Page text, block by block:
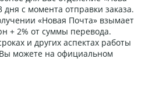
дня с момента отправки заказа.
«Новая Почта» взымает
+ 2% от суммы перевода.
и других аспектах работы
можете на официальном